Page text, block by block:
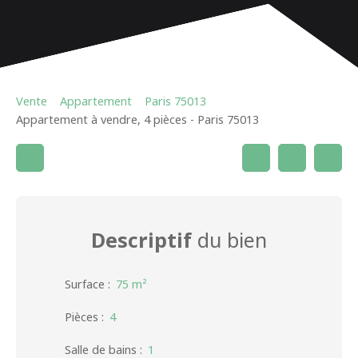
Vente Appartement
Paris 75013
Appartement à vendre, 4 pièces - Paris 75013
Descriptif du bien
Surface : 75 m²
Pièces : 4
Salle de bains : 1